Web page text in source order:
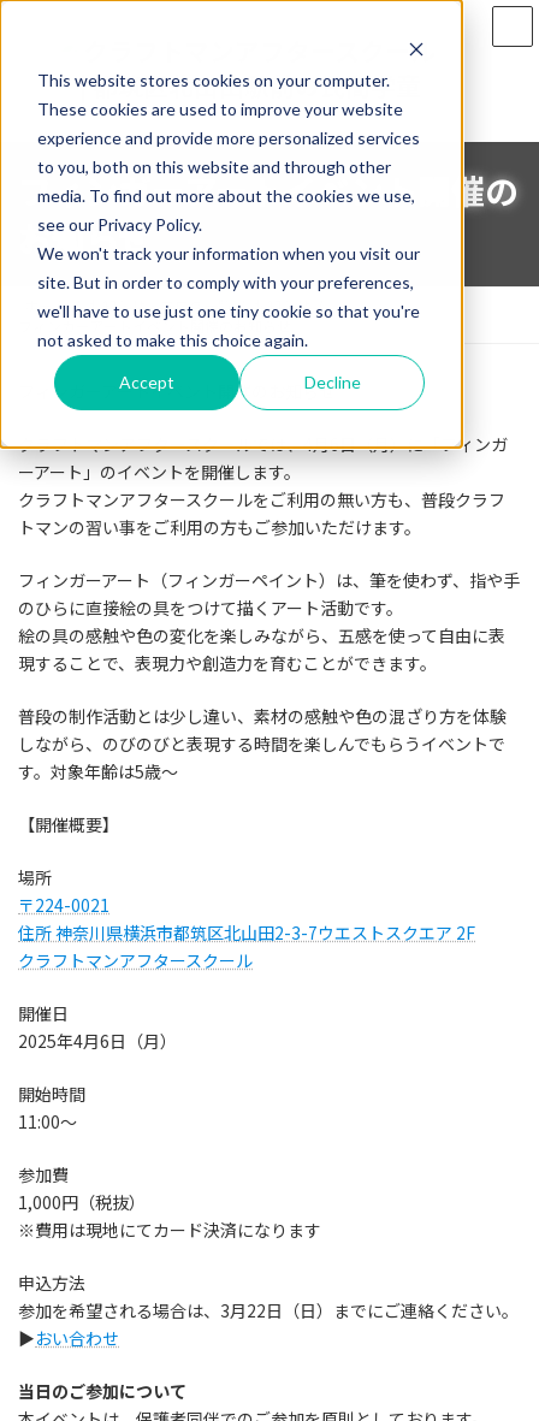
This website stores cookies on your computer.
These cookies are used to improve your website
experience and provide more personalized services
to you, both on this website and through other
media. To find out more about the cookies we use,
see our Privacy Policy.
We won't track your information when you visit our
site. But in order to comply with your preferences,
we'll have to use just one tiny cookie so that you're
not asked to make this choice again.
Accept Decline
コナ
フィンガーアートイベント開催の
お知らせ
ホーム お知らせ・ブログ一覧
お知らせ
フィンガーアートイベント開催のお知らせ
フィンガーアートイベント開催のお知らせ
クラフトマンアフタースクールでは、4月6日（月）に「フィンガ
ーアート」のイベントを開催します。
クラフトマンアフタースクールをご利用の無い方も、普段クラフ
トマンの習い事をご利用の方もご参加いただけます。
フィンガーアート（フィンガーペイント）は、筆を使わず、指や手
のひらに直接絵の具をつけて描くアート活動です。
絵の具の感触や色の変化を楽しみながら、五感を使って自由に表
現することで、表現力や創造力を育むことができます。
普段の制作活動とは少し違い、素材の感触や色の混ざり方を体験
しながら、のびのびと表現する時間を楽しんでもらうイベントで
す。対象年齢は5歳〜
【開催概要】
場所
〒224-0021
住所 神奈川県横浜市都筑区北山田2-3-7ウエストスクエア 2F
クラフトマンアフタースクール
開催日
2025年4月6日（月）
開始時間
11:00〜
参加費
1,000円（税抜）
※費用は現地にてカード決済になります
申込方法
参加を希望される場合は、3月22日（日）までにご連絡ください。
▶︎おい合わせ
当日のご参加について